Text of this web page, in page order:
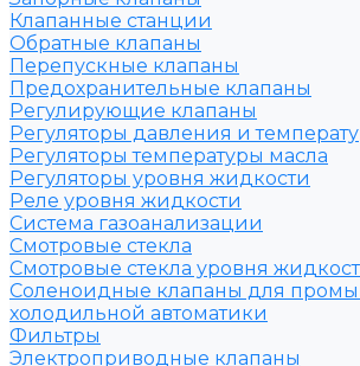
Клапанные станции
Обратные клапаны
Перепускные клапаны
Предохранительные клапаны
Регулирующие клапаны
Регуляторы давления и
Регуляторы температуры масла
Регуляторы уровня жидкости
Реле уровня жидкости
Система газоанализации
Смотровые стекла
Смотровые стекла уровня
Соленоидные клапаны для
холодильной автоматики
Фильтры
Электроприводные клапаны